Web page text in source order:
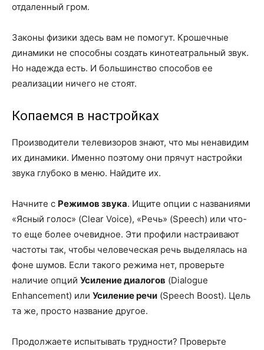
отдаленный гром.
Законы физики здесь вам не помогут. Крошечные
динамики не способны создать кинотеатральный звук.
Но надежда есть. И большинство способов ее
реализации ничего не стоят.
Копаемся в настройках
Производители телевизоров знают, что мы ненавидим
их динамики. Именно поэтому они прячут настройки
звука глубоко в меню. Найдите их.
Начните с Режимов звука. Ищите опции с названиями
«Ясный голос» (Clear Voice), «Речь» (Speech) или что-
то еще более очевидное. Эти профили настраивают
частоты так, чтобы человеческая речь выделялась на
фоне шумов. Если такого режима нет, проверьте
наличие опций Усиление диалогов (Dialogue
Enhancement) или Усиление речи (Speech Boost). Цель
та же, просто название другое.
Продолжаете испытывать трудности? Проверьте